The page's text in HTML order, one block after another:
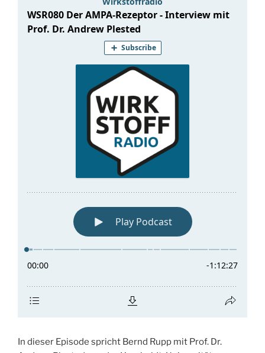
In dieser Episode spricht Bernd Rupp mit Prof. Dr.